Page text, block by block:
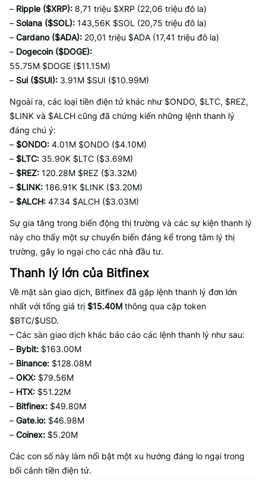
– Ripple ($XRP): 8,71 triệu $XRP (22,06 triệu đô la)
– Solana ($SOL): 143,56K $SOL (20,75 triệu đô la)
– Cardano ($ADA): 20,01 triệu $ADA (17,41 triệu đô la)
– Dogecoin ($DOGE):
55.75M $DOGE ($11.15M)
– Sui ($SUI): 3.91M $SUI ($10.99M)
Ngoài ra, các loại tiền điện tử khác như $ONDO, $LTC, $REZ,
$LINK và $ALCH cũng đã chứng kiến những lệnh thanh lý
đáng chú ý:
– $ONDO: 4.01M $ONDO ($4.10M)
– $LTC: 35.90K $LTC ($3.69M)
– $REZ: 120.28M $REZ ($3.32M)
– $LINK: 186.91K $LINK ($3.20M)
– $ALCH: 47.34 $ALCH ($3.03M)
Sự gia tăng trong biến động thị trường và các sự kiện thanh lý
này cho thấy một sự chuyển biến đáng kể trong tâm lý thị
trường, gây lo ngại cho các nhà đầu tư.
Thanh lý lớn của Bitfinex
Về mặt sàn giao dịch, Bitfinex đã gặp lệnh thanh lý đơn lớn
nhất với tổng giá trị $15.40M thông qua cặp token
$BTC/$USD.
– Các sàn giao dịch khác báo cáo các lệnh thanh lý như sau:
– Bybit: $163.00M
– Binance: $128.08M
– OKX: $79.56M
– HTX: $51.22M
– Bitfinex: $49.80M
– Gate.io: $46.98M
– Coinex: $5.20M
Các con số này làm nổi bật một xu hướng đáng lo ngại trong
bối cảnh tiền điện tử.